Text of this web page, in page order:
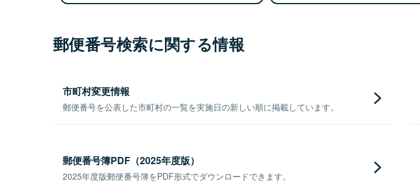
郵便番号検索に関する情報
市町村変更情報
郵便番号を公表した市町村の一覧を実施日の新しい順に掲載しています。
郵便番号簿PDF（2025年度版）
2025年度版郵便番号簿をPDF形式でダウンロードできます。